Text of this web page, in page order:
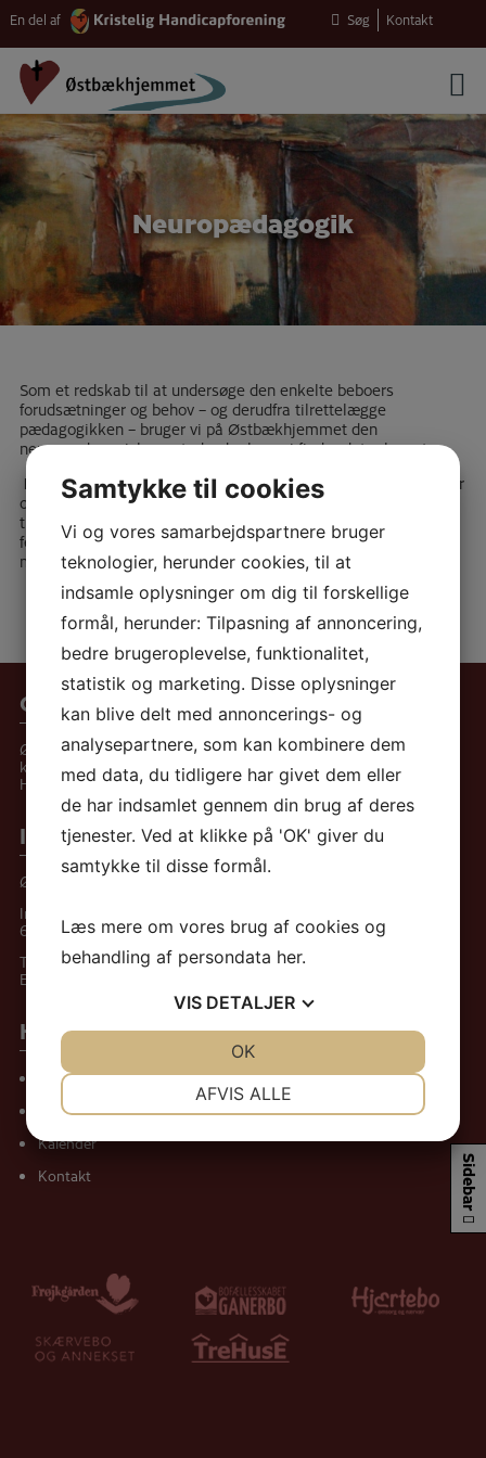
Hop
indholdet
En del af Søg Kontakt
Neuropædagogik
Som et redskab til at undersøge den enkelte beboers
forudsætninger og behov – og derudfra tilrettelægge
pædagogikken – bruger vi på Østbækhjemmet den
neuropædagogiske metode, der hvor vi finder det relevant.
Neuropædagogiker en grundig analyse af intakte funktioner
og fejlfunktioner i hjernen. På baggrund af denne analyse
tilrettelægger vi en pædagogik, der kompenserer for
fejlfunktioner og søger at udvikle de intakte funktioner. Se
mere påwww.neuropaedagogik.dk
Sidebar
Om Østbækhjemmet
Østbækhjemmet blev etableret af frivillige
kræfter i 1983 – som det første af Kristelig
Handicapforenings hjem.
Informationer
Østbækhjemmet
Industrivej 19
6870 Ølgod
Tlf.:
+45 75 24 59 47
E-mail:
Hurtige genveje
Om os
Nyheder
Kalender
Kontakt
Samtykke til cookies
Vi og vores samarbejdspartnere bruger
teknologier, herunder cookies, til at
indsamle oplysninger om dig til forskellige
formål, herunder: Tilpasning af annoncering,
bedre brugeroplevelse, funktionalitet,
statistik og marketing. Disse oplysninger
kan blive delt med annoncerings- og
analysepartnere, som kan kombinere dem
med data, du tidligere har givet dem eller
de har indsamlet gennem din brug af deres
tjenester. Ved at klikke på 'OK' giver du
samtykke til disse formål.
Læs mere om vores brug af cookies og
behandling af persondata her.
VIS DETALJER
AFVIS ALLE
OK